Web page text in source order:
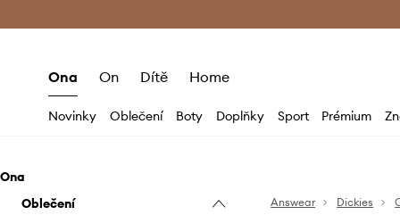
Doručení a
Ona On Dítě Home
Novinky Oblečení Boty Doplňky Sport Prémium
Ona
Oblečení
Answear Dickies